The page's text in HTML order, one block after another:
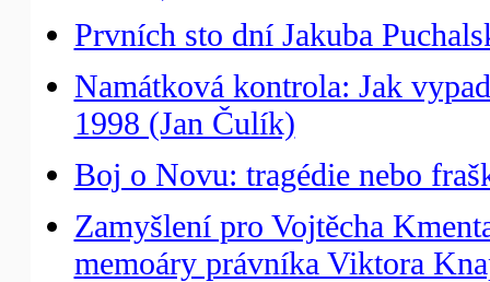
Prvních sto dní Jakuba
Namátková kontrola: Jak
1998 (Jan Čulík)
Boj o Novu: tragédie nebo
Zamyšlení pro Vojtěcha
memoáry právníka Viktora